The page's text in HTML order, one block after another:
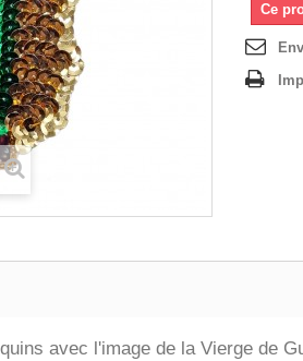
Ce
avec l'image de la Vierge de